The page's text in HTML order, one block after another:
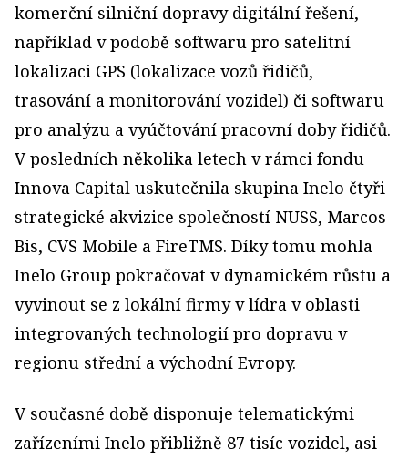
komerční silniční dopravy digitální řešení,
například v podobě softwaru pro satelitní
lokalizaci GPS (lokalizace vozů řidičů,
trasování a monitorování vozidel) či softwaru
pro analýzu a vyúčtování pracovní doby řidičů.
V posledních několika letech v rámci fondu
Innova Capital uskutečnila skupina Inelo čtyři
strategické akvizice společností NUSS, Marcos
Bis, CVS Mobile a FireTMS. Díky tomu mohla
Inelo Group pokračovat v dynamickém růstu a
vyvinout se z lokální firmy v lídra v oblasti
integrovaných technologií pro dopravu v
regionu střední a východní Evropy.
V současné době disponuje telematickými
zařízeními Inelo přibližně 87 tisíc vozidel, asi